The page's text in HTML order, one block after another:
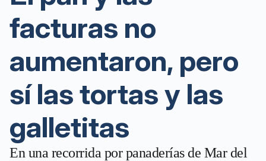
facturas no
aumentaron, pero
sí las tortas y las
galletitas
En una recorrida por panaderías de Mar del